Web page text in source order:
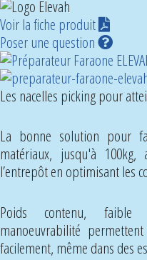
Voir la fiche produit
Poser une question
Les nacelles picking pour
La bonne solution pour
matériaux, jusqu'à
l’entrepôt en optimisant les
Poids contenu, faible
manoeuvrabilité
facilement, même dans des